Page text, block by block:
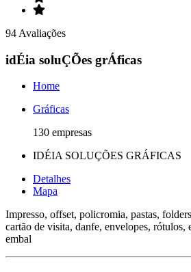
94 Avaliações
idÉia soluÇÕes grÁficas
Home
Gráficas
130 empresas
IDÉIA SOLUÇÕES GRÁFICAS
Detalhes
Mapa
Impresso, offset, policromia, pastas,
cartão de visita, danfe, envelopes, rótulos,
embal